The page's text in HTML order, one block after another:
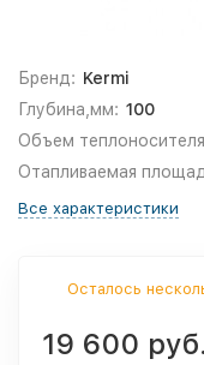
Бренд: Kermi
Глубина,мм: 100
Объем
Отапливаемая
Все характеристики
Осталось
19 600 руб.